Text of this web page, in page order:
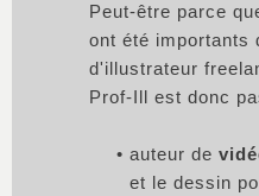
Peut-être parce
ont été importants
d'illustrateur
Prof-Ill est donc
auteur de
et le dessin